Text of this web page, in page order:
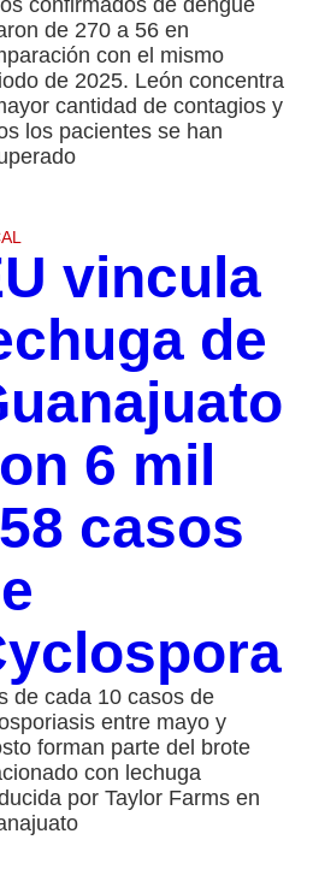
confirmados de dengue
de 270 a 56 en
con el mismo
de 2025. León concentra
cantidad de contagios y
los pacientes se han
vincula
de
6 mil
casos
de cada 10 casos de
entre mayo y
forman parte del brote
con lechuga
por Taylor Farms en